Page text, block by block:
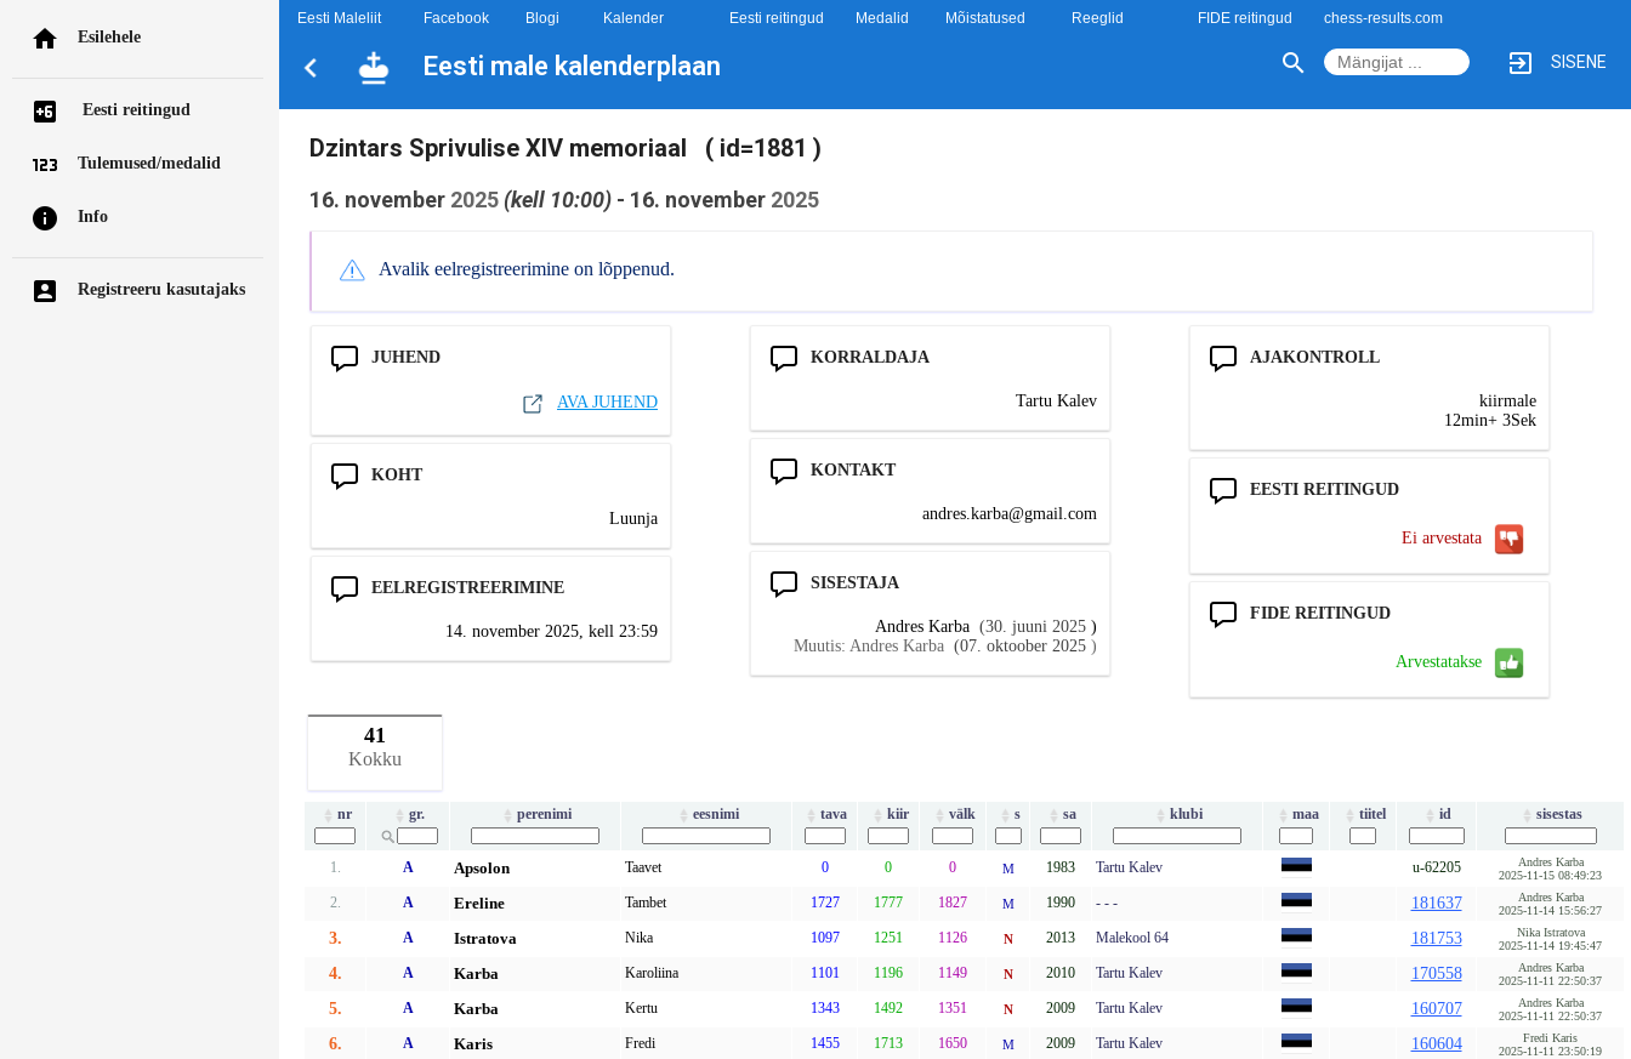
Esilehele
Eesti reitingud
Tulemused/medalid
Info
Registreeru kasutajaks
Eesti Maleliit Facebook Blogi Kalender Eesti reitingud Medalid Mõistatused Reeglid FIDE reitingud chess-results.com
Eesti male kalenderplaan SISENE
Dzintars Sprivulise XIV memoriaal ( id=1881 )
16. november 2025 (kell 10:00) - 16. november 2025
Avalik eelregistreerimine on lõppenud.
JUHEND
AVA JUHEND
KOHT
Luunja
EELREGISTREERIMINE
14. november 2025, kell 23:59
KORRALDAJA
Tartu Kalev
KONTAKT
moc.liamg@abrak.serdna
SISESTAJA
Andres Karba (30. juuni 2025 )
Muutis: Andres Karba (07. oktoober 2025 )
AJAKONTROLL
kiirmale
12min+ 3Sek
EESTI REITINGUD
Ei arvestata
FIDE REITINGUD
Arvestatakse
41
Kokku
nr gr. perenimi eesnimi tava kiir välk s sa klubi maa tiitel id sisestas
1. A Apsolon Taavet 0 0 0 M 1983 Tartu Kalev u-62205
Andres Karba
2025-11-15 08:49:23
2. A Ereline Tambet 1727 1777 1827 M 1990 - - - 181637
Andres Karba
2025-11-14 15:56:27
3. A Istratova Nika 1097 1251 1126 N 2013 Malekool 64 181753
Nika Istratova
2025-11-14 19:45:47
4. A Karba Karoliina 1101 1196 1149 N 2010 Tartu Kalev 170558
Andres Karba
2025-11-11 22:50:37
5. A Karba Kertu 1343 1492 1351 N 2009 Tartu Kalev 160707
Andres Karba
2025-11-11 22:50:37
6. A Karis Fredi 1455 1713 1650 M 2009 Tartu Kalev 160604
Fredi Karis
2025-11-11 23:50:19